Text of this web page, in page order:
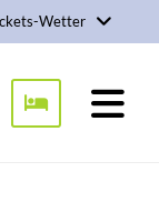
Wetter